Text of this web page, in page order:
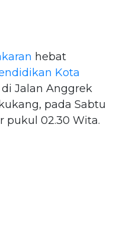
hebat
Kota
Jalan Anggrek
pada Sabtu
pukul 02.30 Wita.